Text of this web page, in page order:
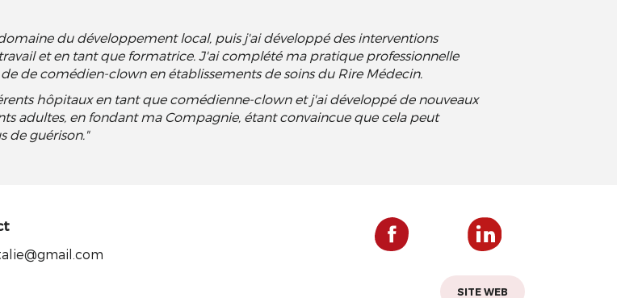
du développement local, puis j'ai développé des interventions
et en tant que formatrice. J'ai complété ma pratique professionnelle
de comédien-clown en établissements de soins du Rire Médecin.
hôpitaux en tant que comédienne-clown et j'ai développé de nouveaux
adultes, en fondant ma Compagnie, étant convaincue que cela peut
de guérison."
SITE WEB